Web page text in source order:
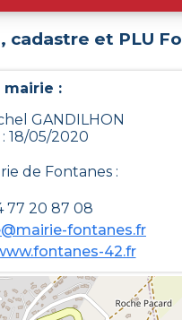
cadastre et PLU
:
GANDILHON
18/05/2020
de Fontanes:
77 20 87 08
fontanes.fr
42.fr